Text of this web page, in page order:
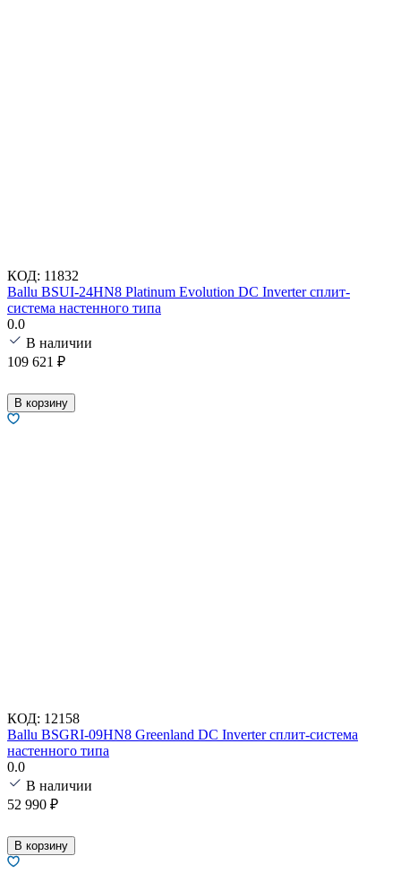
КОД: 11832
Ballu BSUI-24HN8 Platinum Evolution DC Inverter сплит-
система настенного типа
0.0
В наличии
109 621 ₽
В корзину
КОД: 12158
Ballu BSGRI-09HN8 Greenland DC Inverter сплит-система
настенного типа
0.0
В наличии
52 990 ₽
В корзину